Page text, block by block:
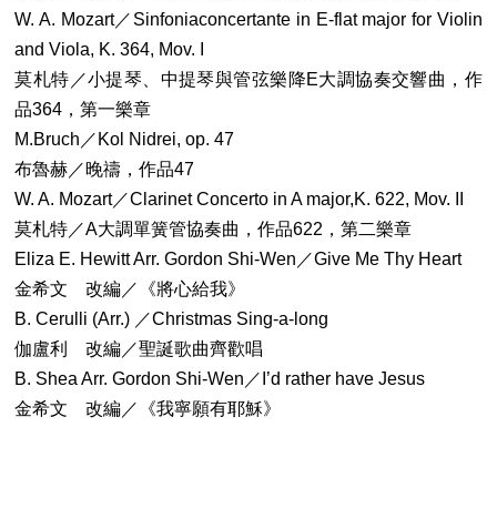
W. A. Mozart／Sinfoniaconcertante in E-flat major for Violin
and Viola, K. 364, Mov. I
莫札特／小提琴、中提琴與管弦樂降E大調協奏交響曲，作
品364，第一樂章
M.Bruch／Kol Nidrei, op. 47
布魯赫／晚禱，作品47
W. A. Mozart／Clarinet Concerto in A major,K. 622, Mov. II
莫札特／A大調單簧管協奏曲，作品622，第二樂章
Eliza E. Hewitt Arr. Gordon Shi-Wen／Give Me Thy Heart
金希文 改編／《將心給我》
B. Cerulli (Arr.) ／Christmas Sing-a-long
伽盧利 改編／聖誕歌曲齊歡唱
B. Shea Arr. Gordon Shi-Wen／I’d rather have Jesus
金希文 改編／《我寧願有耶穌》